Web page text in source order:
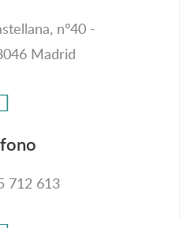
nº40 -
Madrid
712 613